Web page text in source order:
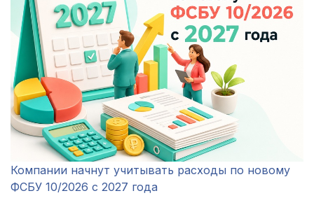
Компании начнут учитывать расходы по новому
ФСБУ 10/2026 с 2027 года